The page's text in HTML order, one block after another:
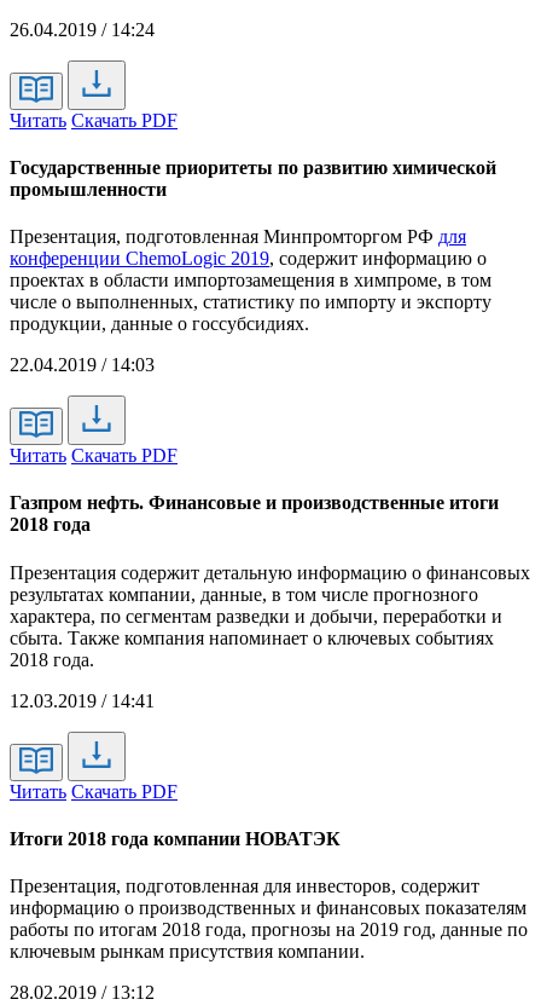
26.04.2019 / 14:24
Читать Скачать PDF
Государственные приоритеты по развитию химической
промышленности
Презентация, подготовленная Минпромторгом РФ для
конференции ChemoLogic 2019, содержит информацию о
проектах в области импортозамещения в химпроме, в том
числе о выполненных, статистику по импорту и экспорту
продукции, данные о госсубсидиях.
22.04.2019 / 14:03
Читать Скачать PDF
Газпром нефть. Финансовые и производственные итоги
2018 года
Презентация содержит детальную информацию о финансовых
результатах компании, данные, в том числе прогнозного
характера, по сегментам разведки и добычи, переработки и
сбыта. Также компания напоминает о ключевых событиях
2018 года.
12.03.2019 / 14:41
Читать Скачать PDF
Итоги 2018 года компании НОВАТЭК
Презентация, подготовленная для инвесторов, содержит
информацию о производственных и финансовых показателям
работы по итогам 2018 года, прогнозы на 2019 год, данные по
ключевым рынкам присутствия компании.
28.02.2019 / 13:12